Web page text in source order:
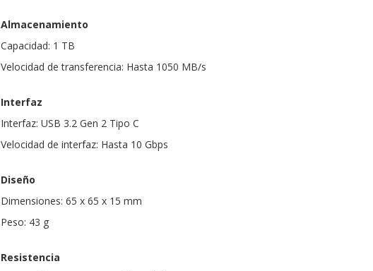
Almacenamiento
Capacidad: 1 TB
Velocidad de transferencia: Hasta 1050 MB/s
Interfaz
Interfaz: USB 3.2 Gen 2 Tipo C
Velocidad de interfaz: Hasta 10 Gbps
Diseño
Dimensiones: 65 x 65 x 15 mm
Peso: 43 g
Resistencia